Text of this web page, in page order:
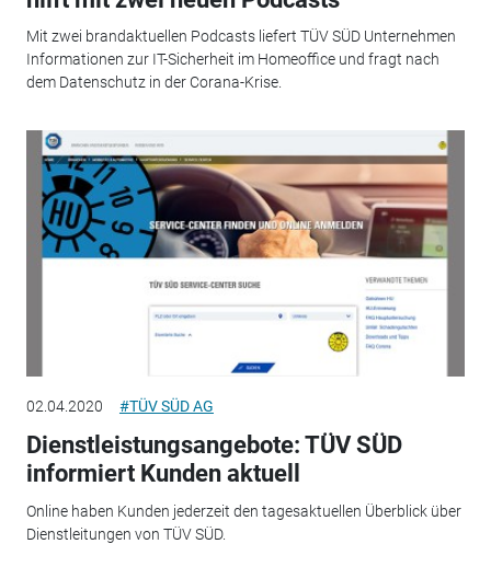
Mit zwei brandaktuellen Podcasts liefert TÜV SÜD Unternehmen
Informationen zur IT-Sicherheit im Homeoffice und fragt nach
dem Datenschutz in der Corana-Krise.
02.04.2020 #TÜV SÜD AG
Dienstleistungsangebote: TÜV SÜD
informiert Kunden aktuell
Online haben Kunden jederzeit den tagesaktuellen Überblick über
Dienstleitungen von TÜV SÜD.